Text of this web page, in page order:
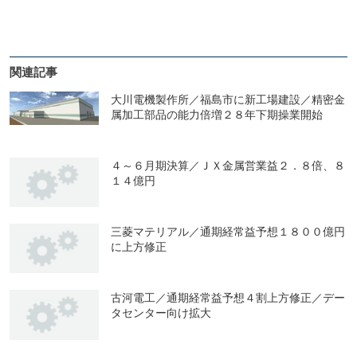
関連記事
大川電機製作所／福島市に新工場建設／精密金
属加工部品の能力倍増２８年下期操業開始
４～６月期決算／ＪＸ金属営業益２．８倍、８
１４億円
三菱マテリアル／通期経常益予想１８００億円
に上方修正
古河電工／通期経常益予想４割上方修正／デー
タセンター向け拡大